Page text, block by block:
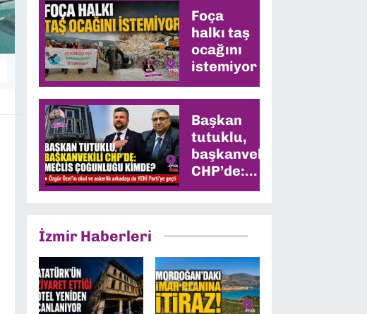
Foça
halkı taş
ocağını
istemiyor
Başkan
tutuklu,
başkanvekili
CHP’de:
Meclis
İzmir Haberleri